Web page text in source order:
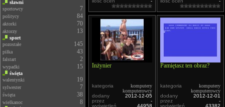
sławni
sportowcy
7
politycy 84
aktorki 70
aktorzy 13
sport
pozostałe
145
piłka 43
falstart 2
wypadki 15
święta
walentynki
19
sylwester 7
święta 38
wielkanoc 8
Inżynier
kategoria
komputery
komputerowcy
dodany
2012-12-05
przez
-
wyświetleń
44958
Pamiętasz ten obraz?
kategoria
komputery
komputerowcy
dodany
2012-12-01
przez
-
wyświetleń
43382